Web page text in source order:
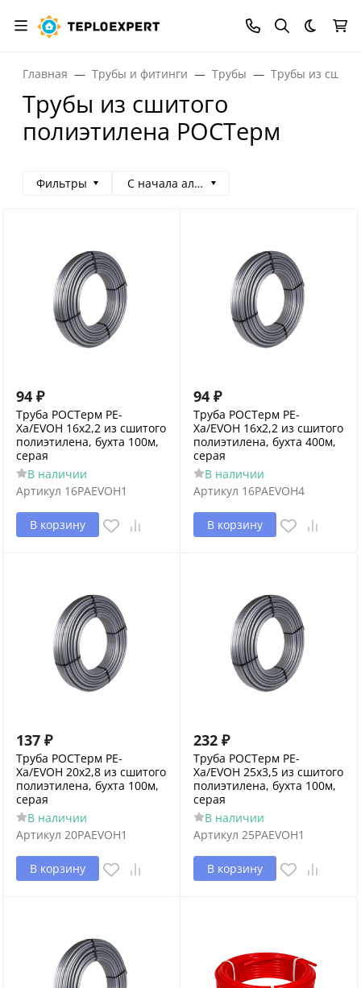
Темная
Главная Трубы и фитинги Трубы Трубы из
Трубы из сшитого
полиэтилена РОСТерм
Фильтры С начала алфавита
94 ₽
Труба РОСТерм PE-
Xa/EVOH 16х2,2 из сшитого
полиэтилена, бухта 100м,
серая
В наличии
Артикул 16PAEVOH1
В корзину
94 ₽
Труба РОСТерм PE-
Xa/EVOH 16х2,2 из сшитого
полиэтилена, бухта 400м,
серая
В наличии
Артикул 16PAEVOH4
В корзину
137 ₽
Труба РОСТерм PE-
Xa/EVOH 20х2,8 из сшитого
полиэтилена, бухта 100м,
серая
В наличии
Артикул 20PAEVOH1
В корзину
232 ₽
Труба РОСТерм PE-
Xa/EVOH 25х3,5 из сшитого
полиэтилена, бухта 100м,
серая
В наличии
Артикул 25PAEVOH1
В корзину